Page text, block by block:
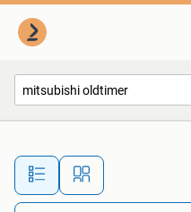
Alle